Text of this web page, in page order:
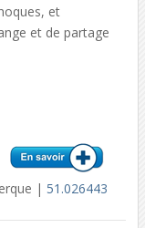
et
et de partage
| 51.026443